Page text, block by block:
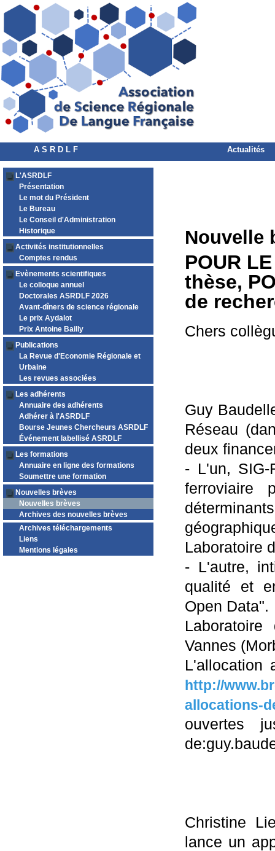
A S R D L F Actualités
L'ASRDLF
Présentation
Le mot du Président
Le Bureau
Le Conseil d'Administration
Historique
Activités institutionnelles
Comptes rendus
Evènements scientifiques
Le colloque annuel
Doctorales ASRDLF 2026
Avant-dîners de science régionale
Le prix Aydalot
Prix Antoine Bailly
Publications
La Revue d'Economie Régionale et
Urbaine
Les revues associées
Les adhérents
Annuaire des adhérents
Adhérer à l'ASRDLF
Bourse Jeunes Chercheurs ASRDLF
Événement labellisé ASRDLF
Les formations
Annuaire en ligne des formations
Soumettre une formation
Nouvelles brèves
Nouvelles brèves
Archives des nouvelles brèves
Archives téléchargements
Liens
Mentions légales
Nouvelle
POUR
thèse,
de
Chers
Guy
Réseau
deux
- L'un,
ferroviaire
Laboratoire
- L'autre,
qualité et
Open Data".
Vannes
L'allocation
http://
allocations-
ouvertes
Christine
lance un